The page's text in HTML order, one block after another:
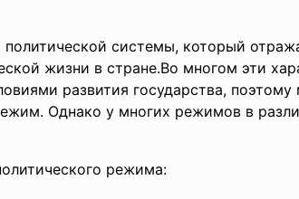
системы, который
жизни в стране.Во многом эти
развития государства,
Однако у многих режимов в
режима: